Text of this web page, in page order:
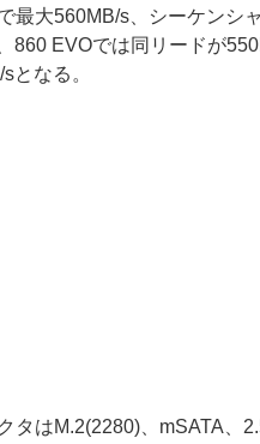
最大560MB/s、シーケンシ
860 EVOでは同リードが
となる。
タはM.2(2280)、mSATA、